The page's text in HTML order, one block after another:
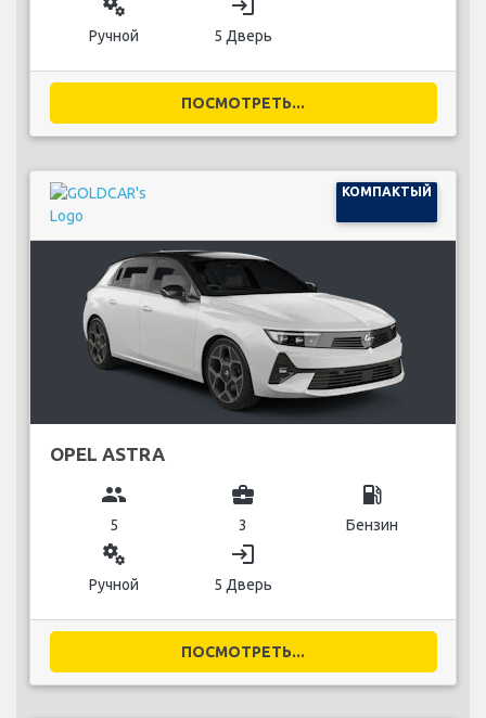
miscellaneous_services
Ручной
login
5 Дверь
ПОСМОТРЕТЬ...
КОМПАКТЫЙ
OPEL ASTRA
group
5
business_center
3
local_gas_station
Бензин
miscellaneous_services
Ручной
login
5 Дверь
ПОСМОТРЕТЬ...